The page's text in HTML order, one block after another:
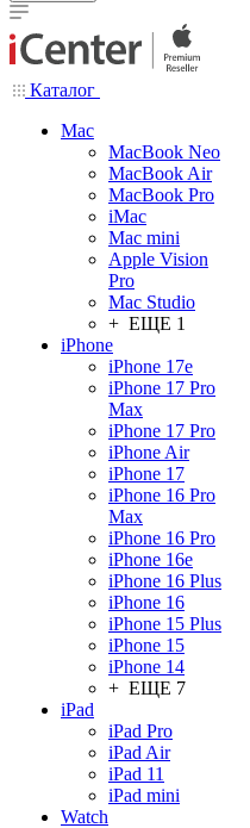
Каталог
Mac
MacBook Neo
MacBook Air
MacBook Pro
iMac
Mac mini
Apple Vision
Pro
Mac Studio
+ ЕЩЕ 1
iPhone
iPhone 17e
iPhone 17 Pro
Max
iPhone 17 Pro
iPhone Air
iPhone 17
iPhone 16 Pro
Max
iPhone 16 Pro
iPhone 16e
iPhone 16 Plus
iPhone 16
iPhone 15 Plus
iPhone 15
iPhone 14
+ ЕЩЕ 7
iPad
iPad Pro
iPad Air
iPad 11
iPad mini
Watch